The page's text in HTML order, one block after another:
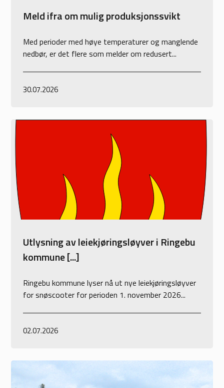
30.07.2026
Meld ifra om mulig produksjonssvikt
Med perioder med høye temperaturer og manglende
nedbør, er det flere som melder om redusert...
02.07.2026
Utlysning av leiekjøringsløyver i Ringebu
kommune [...]
Ringebu kommune lyser nå ut nye leiekjøringsløyver
for snøscooter for perioden 1. november 2026...